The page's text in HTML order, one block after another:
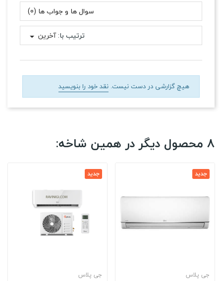
سوال ها و جواب ها (0)
ترتیب با:آخرین
هیچ گزارشی در دست نیست. نقد خود را بنویسید
8 محصول دیگر در همین شاخه:
جدید
جی پلاس
جدید
جی پلاس